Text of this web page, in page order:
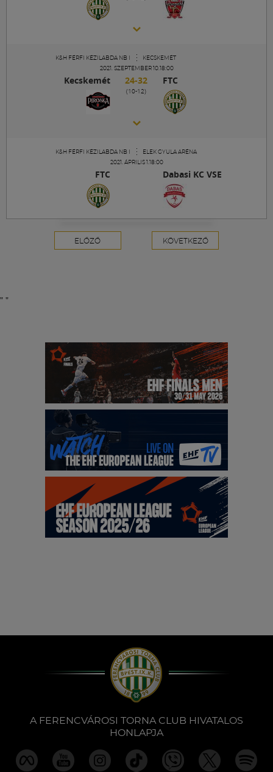
K&H FÉRFI KÉZILABDA NB I
KECSKEMÉT
2021. SZEPTEMBER 10.18:00
Kecskemét 24-32 FTC
(10-12)
K&H FÉRFI KÉZILABDA NB I
ELEK GYULA ARÉNA
2021. ÁPRILIS 1.18:00
FTC Dabasi KC VSE
ELŐZŐ KÖVETKEZŐ
" "
A FERENCVÁROSI TORNA CLUB HIVATALOS
HONLAPJA